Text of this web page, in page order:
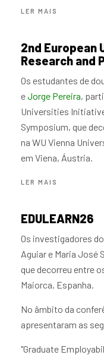
LER MAIS
2026
2nd European
Research and
Os estudantes de
eJorge Pereira,
Universities
Symposium, que
na WU Vienna
em Viena, Áustria.
LER MAIS
RESEARCH
AND
SYMPOSIUM
EDULEARN26
Os investigadores
Aguiar e Maria José
que decorreu entre
Maiorca, Espanha.
No âmbito da
apresentaram as
"Graduate